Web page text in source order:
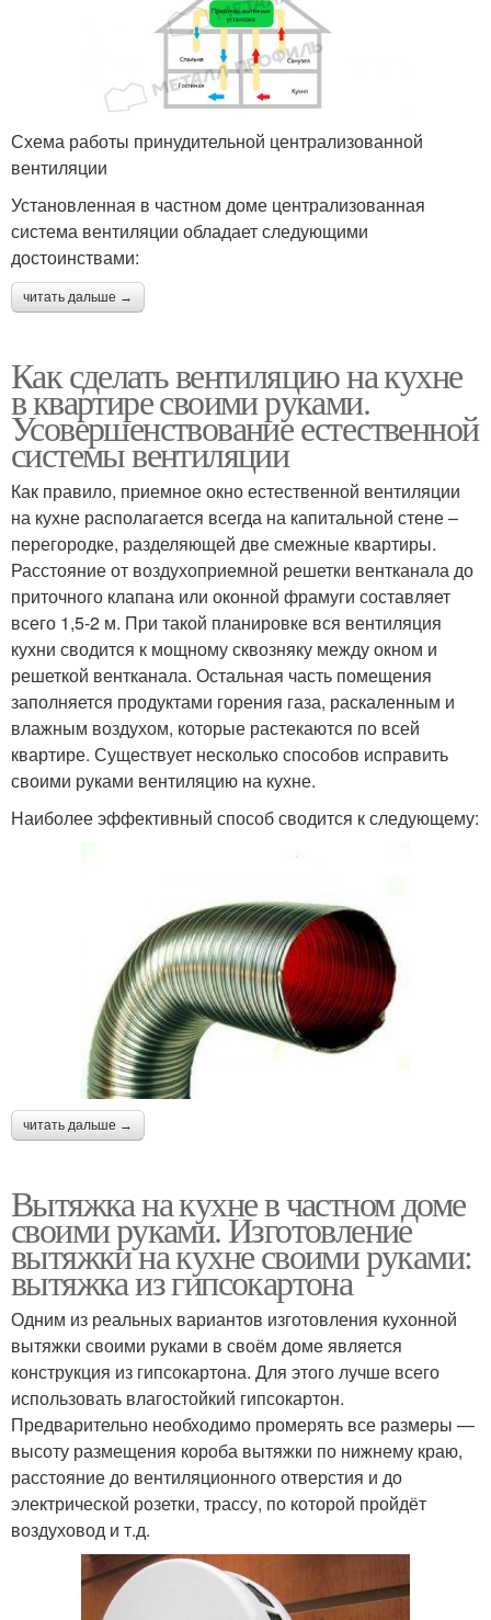
Схема работы принудительной централизованной
вентиляции
Установленная в частном доме централизованная
система вентиляции обладает следующими
достоинствами:
читать дальше →
Как сделать вентиляцию на кухне
в квартире своими руками.
Усовершенствование естественной
системы вентиляции
Как правило, приемное окно естественной вентиляции
на кухне располагается всегда на капитальной стене –
перегородке, разделяющей две смежные квартиры.
Расстояние от воздухоприемной решетки вентканала до
приточного клапана или оконной фрамуги составляет
всего 1,5-2 м. При такой планировке вся вентиляция
кухни сводится к мощному сквозняку между окном и
решеткой вентканала. Остальная часть помещения
заполняется продуктами горения газа, раскаленным и
влажным воздухом, которые растекаются по всей
квартире. Существует несколько способов исправить
своими руками вентиляцию на кухне.
Наиболее эффективный способ сводится к следующему:
читать дальше →
Вытяжка на кухне в частном доме
своими руками. Изготовление
вытяжки на кухне своими руками:
вытяжка из гипсокартона
Одним из реальных вариантов изготовления кухонной
вытяжки своими руками в своём доме является
конструкция из гипсокартона. Для этого лучше всего
использовать влагостойкий гипсокартон.
Предварительно необходимо промерять все размеры —
высоту размещения короба вытяжки по нижнему краю,
расстояние до вентиляционного отверстия и до
электрической розетки, трассу, по которой пройдёт
воздуховод и т.д.